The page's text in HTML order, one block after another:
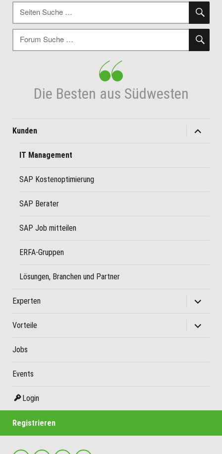
Suche
nach:
Suche
nach:
Die Besten aus Südwesten
Kunden
öffnen
IT Management
SAP Kostenoptimierung
SAP Berater
SAP Job mitteilen
ERFA-Gruppen
Lösungen, Branchen und Partner
Experten
öffnen
Vorteile
öffnen
Jobs
Events
Login
Registrieren